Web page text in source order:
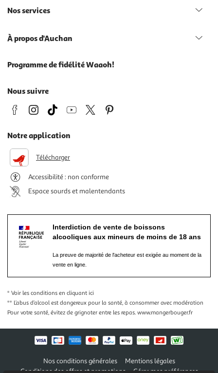
Nos services
À propos d'Auchan
Programme de fidélité Waaoh!
Nous suivre
Notre application
Télécharger
Accessibilité : non conforme
Espace sourds et malentendants
Interdiction de vente de boissons
alcooliques aux mineurs de moins de 18 ans
La preuve de majorité de l'acheteur est exigée au moment de la
vente en ligne.
* Voir les conditions en cliquant ici
** L’abus d’alcool est dangereux pour la santé, à consommer avec modération
Pour votre santé, évitez de grignoter entre les repas. www.mangerbouger.fr
Nos conditions générales
Mentions légales